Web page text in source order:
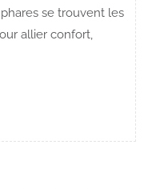
se trouvent les
allier confort,